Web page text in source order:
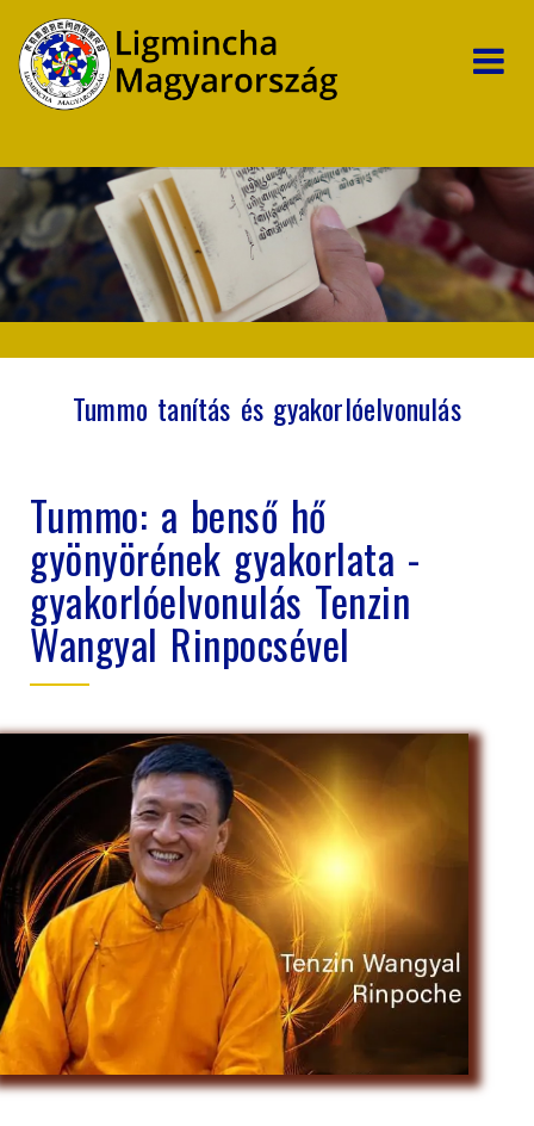
Tummo tanítás és gyakorlóelvonulás
Tummo: a benső hő
gyönyörének gyakorlata -
gyakorlóelvonulás Tenzin
Wangyal Rinpocsével